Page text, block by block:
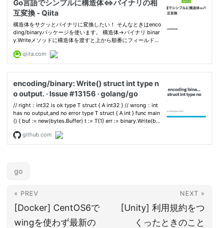
go
« PREV
[Docker] CentOS6で
wingを使わず最新の
NEXT »
[Unity] 利用規約をつ
くったときのこと